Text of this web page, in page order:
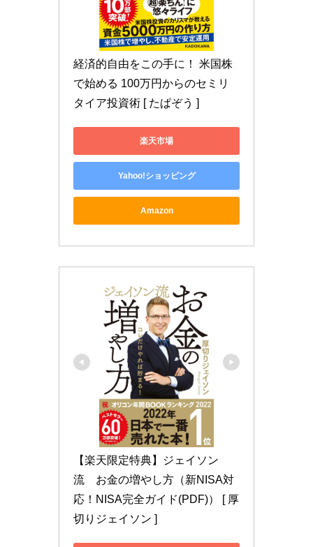
経済的自由をこの手に！ 米国株
で始める 100万円からのセミリ
タイア投資術 [ たぱぞう ]
楽天市場
Yahoo!ショッピング
Amazon
【楽天限定特典】ジェイソン
流　お金の増やし方（新NISA対
応！NISA完全ガイド(PDF)） [ 厚
切りジェイソン ]